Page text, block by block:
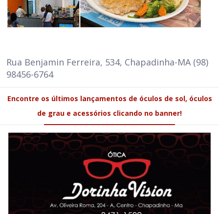
Rua Benjamin Ferreira, 534, Chapadinha-MA (98)
98456-6764
Encontre os últimos lançamentos de óculos de sol, óculos
de grau e acessórios clicando no banner!